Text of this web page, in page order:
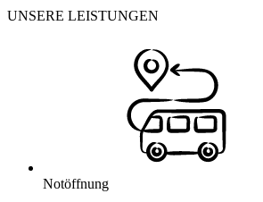
UNSERE LEISTUNGEN
Notöffnung